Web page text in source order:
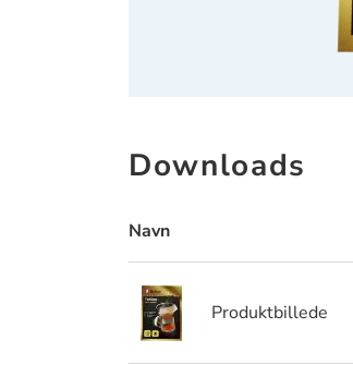
Downloads
Navn
Produktbillede